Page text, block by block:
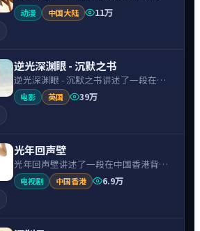
漫故事，围绕刘昊然饰演的主角逐层展
开，人物动机与命运转折相互牵引，节
动漫 中国大陆
11万
逆光深渊眼 - 沉默之书
逆光深渊眼 - 沉默之书讲述了一段在英
国背景下的战争故事，围绕蒂尔达·斯
文顿饰演的主角逐层展开，人物动机与
电影 英国
39万
光年回声壁
光年回声壁讲述了一段在中国香港背景
下的冒险故事，围绕周润发饰演的主角
逐层展开，人物动机与命运转折相互牵
电视剧 中国香港
6.9万